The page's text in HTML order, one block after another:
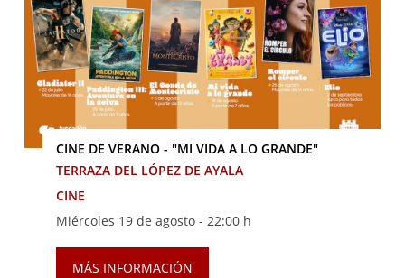
CINE DE VERANO - "MI VIDA A LO GRANDE"
TERRAZA DEL LÓPEZ DE AYALA
CINE
Miércoles 19 de agosto - 22:00 h
MÁS INFORMACIÓN